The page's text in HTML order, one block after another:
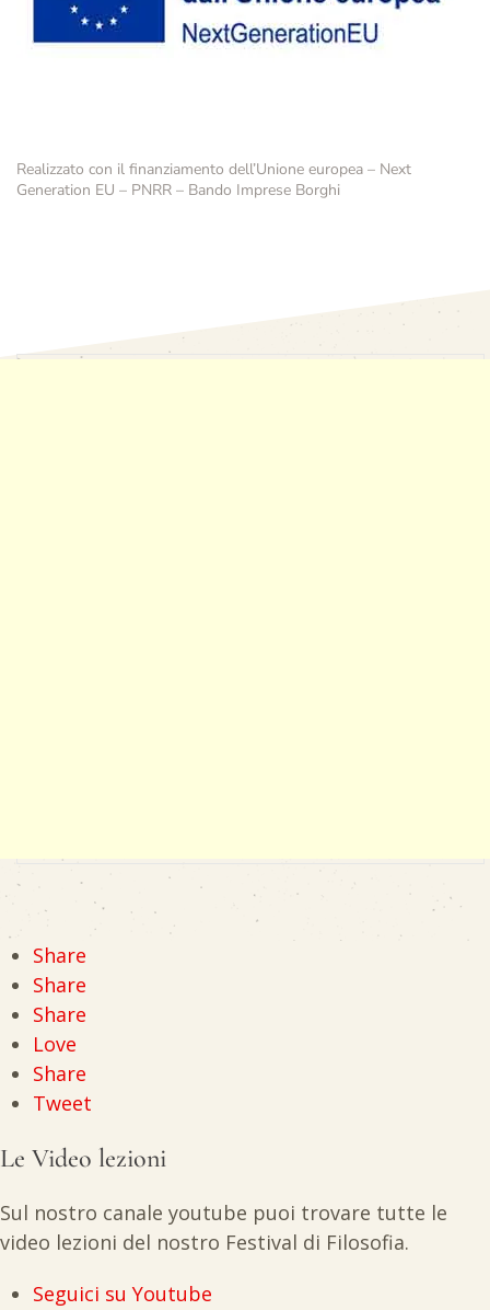
Realizzato con il finanziamento dell’Unione europea – Next
Generation EU – PNRR – Bando Imprese Borghi
Share
Share
Share
Love
Share
Tweet
Le Video lezioni
Sul nostro canale youtube puoi trovare tutte le
video lezioni del nostro Festival di Filosofia.
Seguici su Youtube